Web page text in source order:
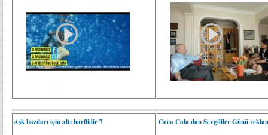
Aşk bazıları için altı harflidir 7 Coca Cola'dan Sevgililer Günü